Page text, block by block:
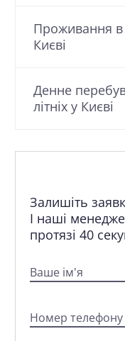
Проживання в
Києві
Денне
літніх у Києві
Залишіть
І наші
протязі 40
Ваше ім'я
Номер телефону